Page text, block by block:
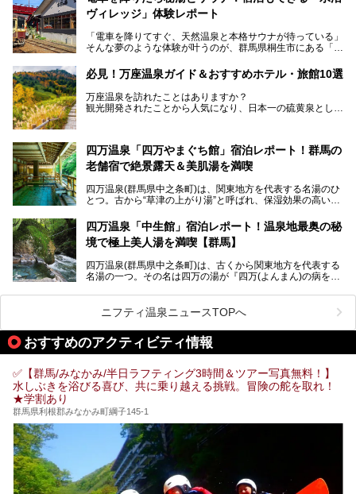
ッフェも人気！アクセスはシャトルバスで楽々、さらに草津
温泉にある姉妹ホテルの「草津温泉 大東舘」「亀の井ホテ
今回はそんな「亀の井ホテル 草津リゾート」を徹底レポー
───
提供元：アイコニア・ホスピタリティ株式会社【PR】
この記事は亀の井ホテル 草津リゾートのPR記事です。
ヴィレッジ」体験レポート
「電車を降りてすぐ、天然温泉と本格サウナが待っている」
そんな夢のような体験が叶うのが、群馬県桐生市にある「駅
日帰り温泉の「水沼の湯」と宿泊もできる「サウナの森」、
２つのエリアがあります。
今回は、その中でも特にユニークな駅直結の「水沼の湯」の
魅力に焦点を当て、温泉好き、サウナー、そして電車旅好き
必見！万座温泉ガイド＆おすすめホテル・旅館10選
万座温泉を訪れたことはありますか？
観光開発されたことから人気になり、日本一の硫黄泉として
も多いかもしれません。
そこで筆者である私が実際に行ってみました！万座温泉の楽
しみ方や周辺の観光地を解説します。
また、日帰り入浴できる温泉から混浴可能な温泉まで、おす
すめの入浴施設もご紹介します！
四万温泉「四万やまぐち館」宿泊レポート！群馬の
老舗宿で絶景露天＆美肌湯を満喫
四万温泉(群馬県中之条町)は、関東地方を代表する名湯のひ
とつ。古から“草津の上がり湯”と呼ばれ、保湿効果の高い美
「四万やまぐち館」は、この地を代表する旅館の一つ。日帰
り入浴も可能ですが、やはり宿泊してじっくり楽しむのがベ
肌湯をはじめ、館内の魅力をたっぷりとご紹介します！
四万温泉「中生館」宿泊レポート！温泉地最奥の秘
境で極上美人湯を満喫【群馬】
四万温泉(群馬県中之条町)は、古くから関東地方を代表する
名湯の一つ。その名は四万の湯が『四万(よんまん)の病を癒
観光客で賑わう人気温泉地です。
「中生館」は四万温泉最奥に位置し、秘境感漂う老舗宿。泉
質の良さ(特に美人湯効果)に定評があり、知る人ぞ知る穴場
的存在です。今回は筆者自ら宿泊し、自慢の温泉をはじめ食
事・客室・共有スペースなど、宿の全貌を徹底紹介します。
ニフティ温泉ニュースTOPへ
おすすめのアクティビティ情報
✅【群馬/みなかみ/半日ラフティング3時間＆ツアー写真無料！】
水しぶきを浴びる喜び、共に乗り越える挑戦。冒険の舵を取れ！
★学割あり
群馬県利根郡みなかみ町綱子145-1